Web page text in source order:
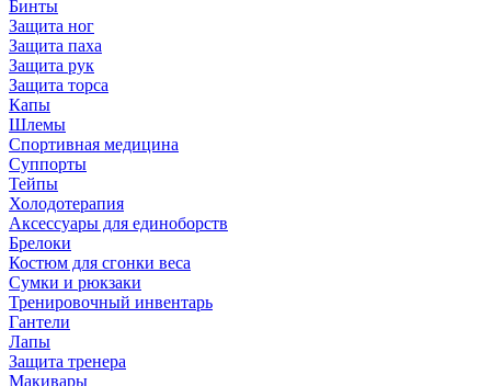
Бинты
Защита ног
Защита паха
Защита рук
Защита торса
Капы
Шлемы
Спортивная медицина
Суппорты
Тейпы
Холодотерапия
Аксессуары для единоборств
Брелоки
Костюм для сгонки веса
Сумки и рюкзаки
Тренировочный инвентарь
Гантели
Лапы
Защита тренера
Макивары